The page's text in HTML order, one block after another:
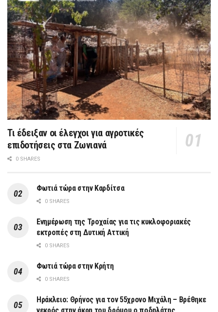
Τι έδειξαν οι έλεγχοι για αγροτικές
επιδοτήσεις στα Ζωνιανά
0 SHARES
Φωτιά τώρα στην Καρδίτσα
0 SHARES
Ενημέρωση της Τροχαίας για τις κυκλοφοριακές
εκτροπές στη Δυτική Αττική
0 SHARES
Φωτιά τώρα στην Κρήτη
0 SHARES
Ηράκλειο: Θρήνος για τον 55χρονο Μιχάλη – Βρέθηκε
νεκρός στην άκρη του δρόμου ο ποδηλάτης